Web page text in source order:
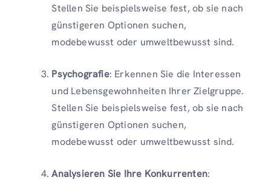
Stellen Sie beispielsweise fest, ob sie nach
günstigeren Optionen suchen,
modebewusst oder umweltbewusst sind.
Psychografie: Erkennen Sie die Interessen
und Lebensgewohnheiten Ihrer Zielgruppe.
Stellen Sie beispielsweise fest, ob sie nach
günstigeren Optionen suchen,
modebewusst oder umweltbewusst sind.
Analysieren Sie Ihre Konkurrenten: